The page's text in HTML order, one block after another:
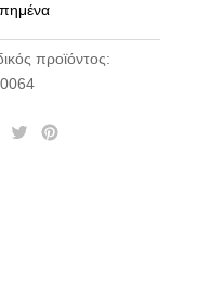
προϊόντος:
T